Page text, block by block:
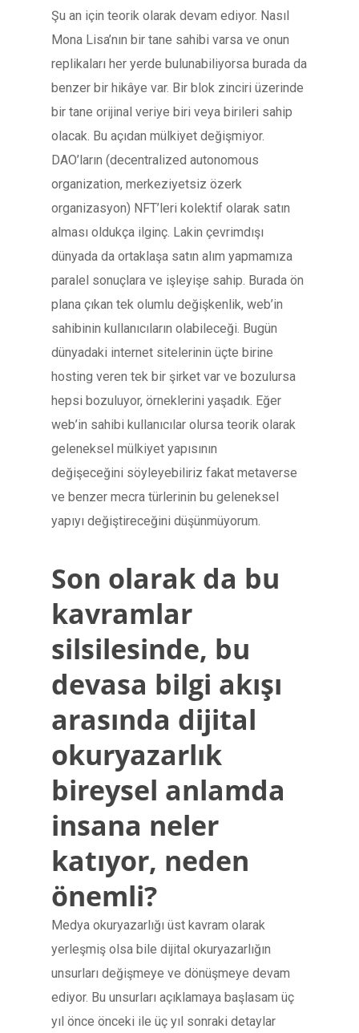
Şu an için teorik olarak devam ediyor. Nasıl
Mona Lisa’nın bir tane sahibi varsa ve onun
replikaları her yerde bulunabiliyorsa burada da
benzer bir hikâye var. Bir blok zinciri üzerinde
bir tane orijinal veriye biri veya birileri sahip
olacak. Bu açıdan mülkiyet değişmiyor.
DAO’ların (decentralized autonomous
organization, merkeziyetsiz özerk
organizasyon) NFT’leri kolektif olarak satın
alması oldukça ilginç. Lakin çevrimdışı
dünyada da ortaklaşa satın alım yapmamıza
paralel sonuçlara ve işleyişe sahip. Burada ön
plana çıkan tek olumlu değişkenlik, web’in
sahibinin kullanıcıların olabileceği. Bugün
dünyadaki internet sitelerinin üçte birine
hosting veren tek bir şirket var ve bozulursa
hepsi bozuluyor, örneklerini yaşadık. Eğer
web’in sahibi kullanıcılar olursa teorik olarak
geleneksel mülkiyet yapısının
değişeceğini söyleyebiliriz fakat metaverse
ve benzer mecra türlerinin bu geleneksel
yapıyı değiştireceğini düşünmüyorum.
Son olarak da bu
kavramlar
silsilesinde, bu
devasa bilgi akışı
arasında dijital
okuryazarlık
bireysel anlamda
insana neler
katıyor, neden
önemli?
Medya okuryazarlığı üst kavram olarak
yerleşmiş olsa bile dijital okuryazarlığın
unsurları değişmeye ve dönüşmeye devam
ediyor. Bu unsurları açıklamaya başlasam üç
yıl önce önceki ile üç yıl sonraki detaylar